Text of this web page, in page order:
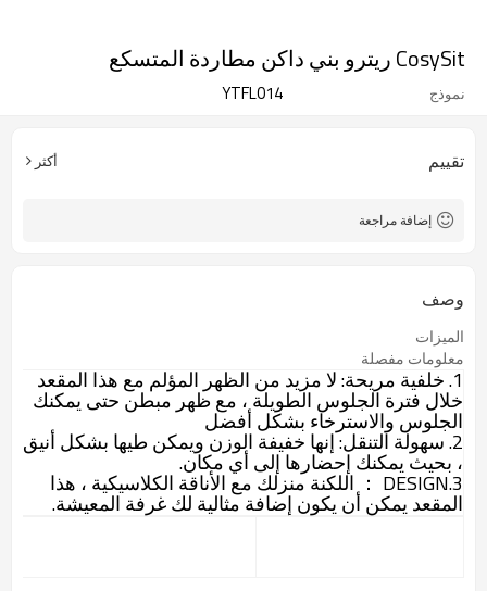
CosySit ريترو بني داكن مطاردة المتسكع
نموذج YTFL014
تقييم أكثر
إضافة مراجعة
وصف
الميزات
معلومات مفصلة
1. خلفية مريحة: لا مزيد من الظهر المؤلم مع هذا المقعد
خلال فترة الجلوس الطويلة ، مع ظهر مبطن حتى يمكنك
الجلوسوالاسترخاء بشكل أفضل
2. سهولة التنقل: إنها خفيفة الوزن ويمكن طيها بشكل أنيق
، بحيث يمكنك إحضارها إلى أي مكان.
3.DESIGN ： اللكنة منزلك مع الأناقة الكلاسيكية ، هذا
المقعد يمكن أن يكون إضافة مثالية لك غرفة المعيشة.